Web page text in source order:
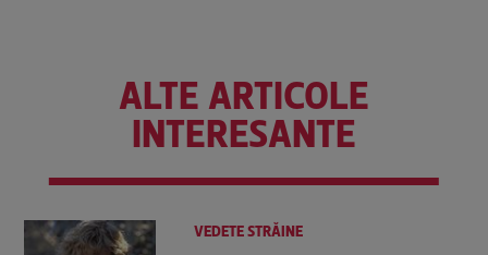
ALTE ARTICOLE
INTERESANTE
VEDETE STRĂINE